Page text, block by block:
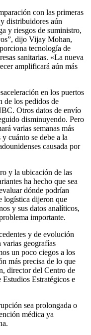
con las primeras
distribuidores aún
y riesgos de suministro,
dijo Vijay Mohan,
tecnología de
sanitarias. «La nueva
amplificará aún más
en los puertos
de los pedidos de
Otros datos de envío
disminuyendo. Pero
varias semanas más
cuánto se debe a la
causada por
y la ubicación de las
ha hecho que sea
dónde podrían
logística dijeron que
y sus datos analíticos,
importante.
y de evolución
varias geografías
un poco ciegos a los
más precisa de lo que
director del Centro de
Estratégicos e
sea prolongada o
médica ya